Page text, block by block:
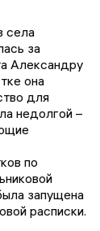
села
за
Александру
она
для
недолгой –
по
запущена
расписки.